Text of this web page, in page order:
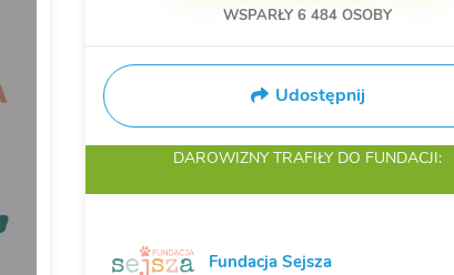
WSPARŁY 6 484OSOBY
Udostępnij
DAROWIZNY TRAFIŁY DO FUNDACJI:
Fundacja Sejsza